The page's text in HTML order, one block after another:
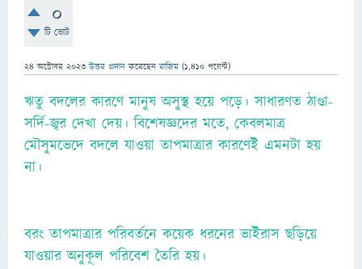
0
টি ভোট
24 অক্টোবর 2023 উত্তর প্রদান করেছেনরাজিম (1,410 পয়েন্ট)
ঋতু বদলের কারণে মানুষ অসুস্থ হয়ে পড়ে। সাধারণত ঠাণ্ডা-
সর্দি-জ্বর দেখা দেয়। বিশেষজ্ঞদের মতে, কেবলমাত্র
মৌসুমভেদে বদলে যাওয়া তাপমাত্রার কারণেই এমনটা হয়
না।
বরং তাপমাত্রার পরিবর্তনে কয়েক ধরনের ভাইরাস ছড়িয়ে
যাওয়ার অনুকূল পরিবেশ তৈরি হয়।